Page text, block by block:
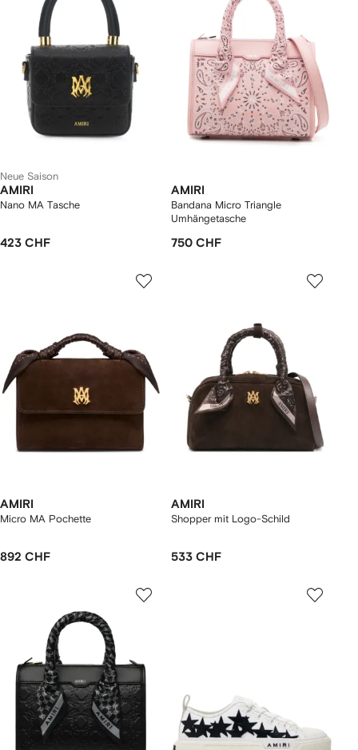
Neue Saison
AMIRI
Nano MA Tasche
423 CHF
AMIRI
Bandana Micro Triangle
Umhängetasche
750 CHF
AMIRI
Micro MA Pochette
892 CHF
AMIRI
Shopper mit Logo-Schild
533 CHF